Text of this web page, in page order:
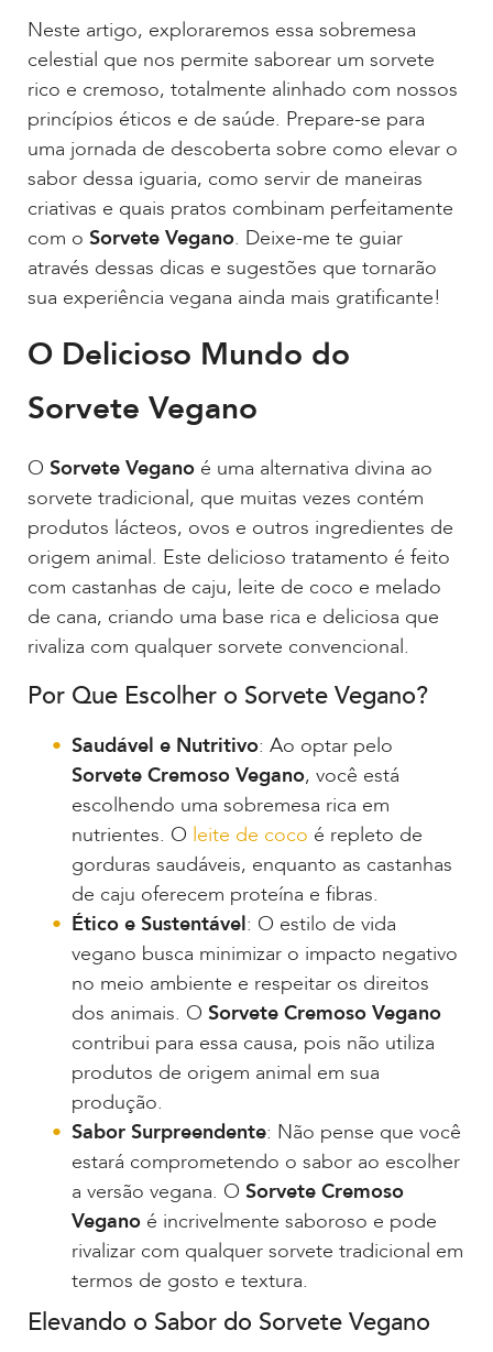
Neste artigo, exploraremos essa sobremesa
celestial que nos permite saborear um sorvete
rico e cremoso, totalmente alinhado com nossos
princípios éticos e de saúde. Prepare-se para
uma jornada de descoberta sobre como elevar o
sabor dessa iguaria, como servir de maneiras
criativas e quais pratos combinam perfeitamente
com o Sorvete Vegano. Deixe-me te guiar
através dessas dicas e sugestões que tornarão
sua experiência vegana ainda mais gratificante!
O Delicioso Mundo do
Sorvete Vegano
O Sorvete Vegano é uma alternativa divina ao
sorvete tradicional, que muitas vezes contém
produtos lácteos, ovos e outros ingredientes de
origem animal. Este delicioso tratamento é feito
com castanhas de caju, leite de coco e melado
de cana, criando uma base rica e deliciosa que
rivaliza com qualquer sorvete convencional.
Por Que Escolher o Sorvete Vegano?
Saudável e Nutritivo: Ao optar pelo
Sorvete Cremoso Vegano, você está
escolhendo uma sobremesa rica em
nutrientes. O leite de coco é repleto de
gorduras saudáveis, enquanto as castanhas
de caju oferecem proteína e fibras.
Ético e Sustentável: O estilo de vida
vegano busca minimizar o impacto negativo
no meio ambiente e respeitar os direitos
dos animais. O Sorvete Cremoso Vegano
contribui para essa causa, pois não utiliza
produtos de origem animal em sua
produção.
Sabor Surpreendente: Não pense que você
estará comprometendo o sabor ao escolher
a versão vegana. O Sorvete Cremoso
Vegano é incrivelmente saboroso e pode
rivalizar com qualquer sorvete tradicional em
termos de gosto e textura.
Elevando o Sabor do Sorvete Vegano